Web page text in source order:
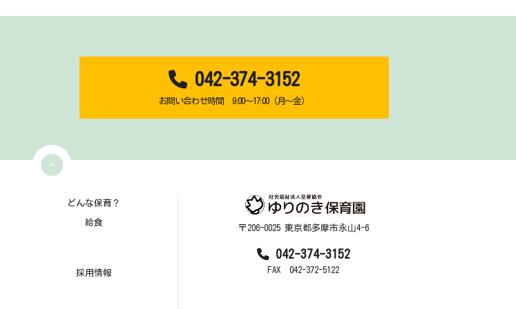
042-374-3152
お問い合わせ時間 9:00～17:00（月～金）
どんな保育？
給食
採用情報
〒206-0025 東京都多摩市永⼭4-6
042-374-3152
FAX 042-372-5122